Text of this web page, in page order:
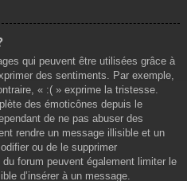
qui peuvent être utilisées grâce à
des sentiments. Par exemple,
« :( » exprime la tristesse.
des émoticônes depuis le
de ne pas abuser des
rendre un message illisible et un
ou de le supprimer
forum peuvent également limiter le
d’insérer à un message.